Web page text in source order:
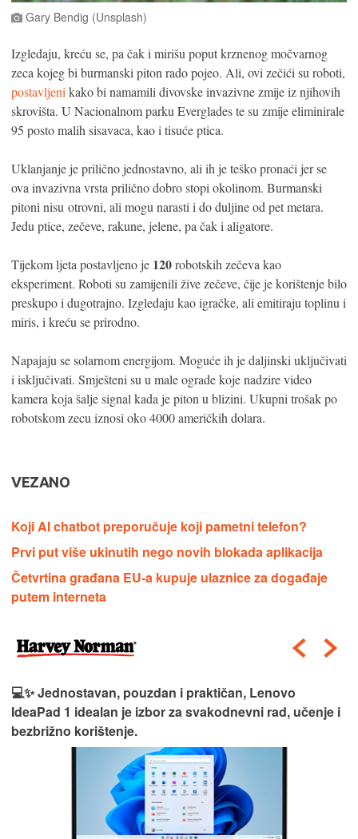
Gary Bendig (Unsplash)
Izgledaju, kreću se, pa čak i mirišu poput krznenog močvarnog
zeca kojeg bi burmanski piton rado pojeo. Ali, ovi zečići su roboti,
postavljeni kako bi namamili divovske invazivne zmije iz njihovih
skrovišta. U Nacionalnom parku Everglades te su zmije eliminirale
95 posto malih sisavaca, kao i tisuće ptica.
Uklanjanje je prilično jednostavno, ali ih je teško pronaći jer se
ova invazivna vrsta prilično dobro stopi okolinom. Burmanski
pitoni nisu otrovni, ali mogu narasti i do duljine od pet metara.
Jedu ptice, zečeve, rakune, jelene, pa čak i aligatore.
Tijekom ljeta postavljeno je 120robotskih zečeva kao
eksperiment. Roboti su zamijenili žive zečeve, čije je korištenje bilo
preskupo i dugotrajno. Izgledaju kao igračke, ali emitiraju toplinu i
miris, i kreću se prirodno.
Napajaju se solarnom energijom. Moguće ih je daljinski uključivati
​​i isključivati. Smješteni su u male ograde koje nadzire video
kamera koja šalje signal kada je piton u blizini. Ukupni trošak po
robotskom zecu iznosi oko 4000 američkih dolara.
VEZANO
Koji AI chatbot preporučuje koji pametni telefon?
Prvi put više ukinutih nego novih blokada aplikacija
Četvrtina građana EU-a kupuje ulaznice za događaje
putem interneta
💻✨ Jednostavan, pouzdan i praktičan, Lenovo
IdeaPad 1 idealan je izbor za svakodnevni rad, učenje i
bezbrižno korištenje.